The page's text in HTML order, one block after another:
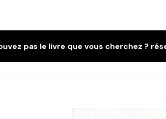
pas le livre que vous cherchez ?